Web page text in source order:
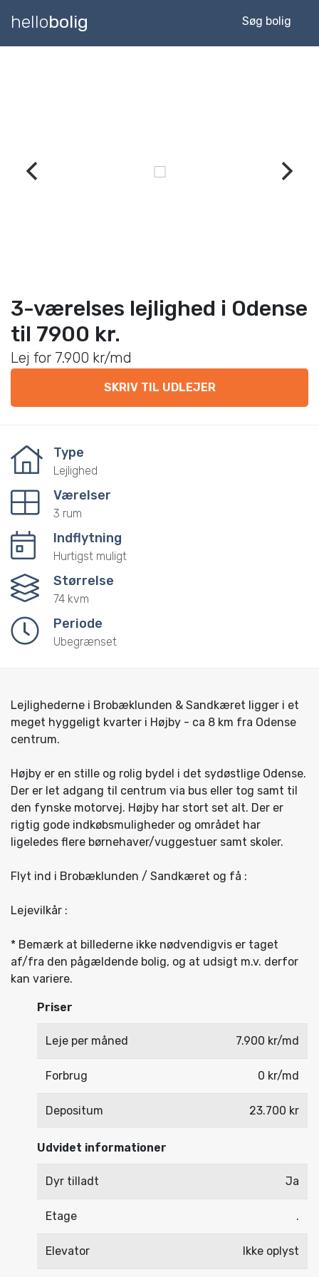
hellobolig Søg bolig
3-værelses lejlighed i Odense
til 7900 kr.
Lej for 7.900 kr/md
SKRIV TIL UDLEJER
Type
Lejlighed
Værelser
3 rum
Indflytning
Hurtigst muligt
Størrelse
74 kvm
Periode
Ubegrænset
Lejlighederne i Brobæklunden & Sandkæret ligger i et
meget hyggeligt kvarter i Højby - ca 8 km fra Odense
centrum.
Højby er en stille og rolig bydel i det sydøstlige Odense.
Der er let adgang til centrum via bus eller tog samt til
den fynske motorvej. Højby har stort set alt. Der er
rigtig gode indkøbsmuligheder og området har
ligeledes flere børnehaver/vuggestuer samt skoler.
Flyt ind i Brobæklunden / Sandkæret og få :
Lejevilkår :
* Bemærk at billederne ikke nødvendigvis er taget
af/fra den pågældende bolig, og at udsigt m.v. derfor
kan variere.
Priser
Leje per måned 7.900 kr/md
Forbrug 0 kr/md
Depositum 23.700 kr
Udvidet informationer
Dyr tilladt Ja
Etage .
Elevator Ikke oplyst